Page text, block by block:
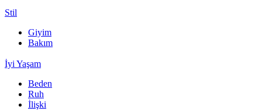
Stil
Giyim
Bakım
İyi Yaşam
Beden
Ruh
İlişki